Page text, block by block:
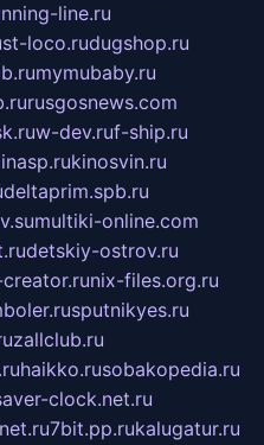
line.ru
loco.rudugshop.ru
mymubaby.ru
rusgosnews.com
w-dev.ruf-ship.ru
kinosvin.ru
deltaprim.spb.ru
multiki-online.com
detskiy-ostrov.ru
nix-files.org.ru
sputnikyes.ru
zallclub.ru
haikko.rusobakopedia.ru
clock.net.ru
7bit.pp.rukalugatur.ru